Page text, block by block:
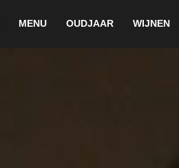
MENU OUDJAAR WIJNEN